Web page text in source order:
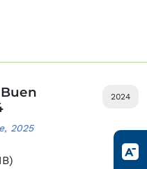
2024
2025